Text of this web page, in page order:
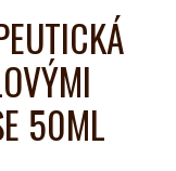
50ML